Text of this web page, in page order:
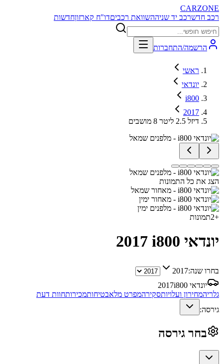
CARZONE
רכב חדשרכב יד שניההשוואת רכביםדו"ח קארזוןחדשות
הרשמה/התחברות
ראשי
יונדאי
i800
2017
דיזל 2.5 ליטר 8 מושבים
הצג את כל התמונות
+
2תמונות
יונדאי i800 2017
בחרו שנה:2017
יונדאי i800
2017
גלריהמחירון ועלויותסקירהמפרט מלאבטיחותמכירותחוות דעת
גירסה:
בחר גירסה